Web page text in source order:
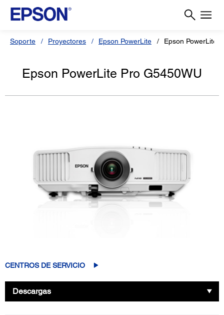
Soporte Proyectores Epson PowerLite Epson PowerLite
Epson PowerLite Pro G5450WU
CENTROS DE SERVICIO
Descargas